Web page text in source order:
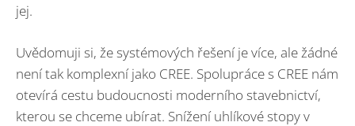
jej.
Uvědomuji si, že systémových řešení je více, ale žádné
není tak komplexní jako CREE. Spolupráce s CREE nám
otevírá cestu budoucnosti moderního stavebnictví,
kterou se chceme ubírat. Snížení uhlíkové stopy v